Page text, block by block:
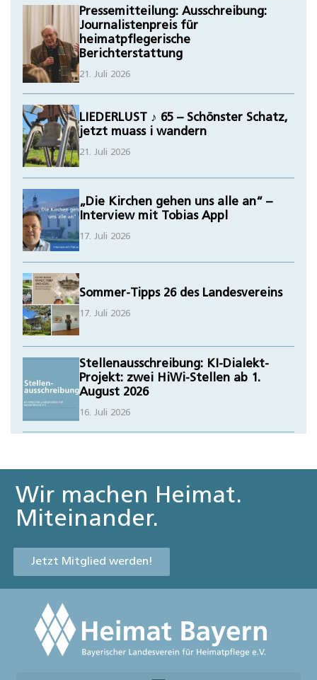
Pressemitteilung: Ausschreibung:
Journalistenpreis für
heimatpflegerische
Berichterstattung
21. Juli 2026
LIEDERLUST ♪ 65 – Schönster Schatz,
jetzt muass i wandern
21. Juli 2026
„Die Kirchen gehen uns alle an“ –
Interview mit Tobias Appl
17. Juli 2026
Sommer-Tipps 26 des Landesvereins
17. Juli 2026
Stellenausschreibung: KI-Dialekt-
Projekt: zwei HiWi-Stellen ab 1.
August 2026
16. Juli 2026
Wir machen Heimat.
Miteinander.
Jetzt Mitglied werden!